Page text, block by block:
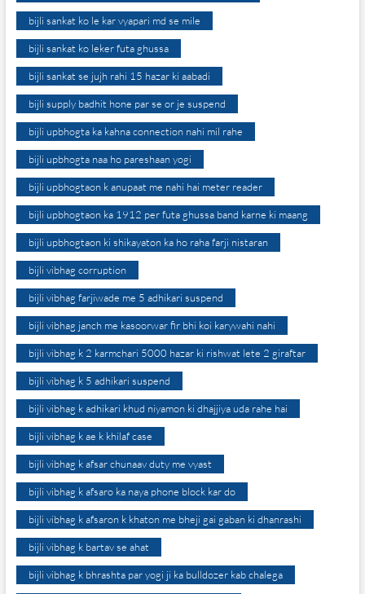
bijli sankat ko le kar vyapari md se mile
bijli sankat ko leker futa ghussa
bijli sankat se jujh rahi 15 hazar ki aabadi
bijli supply badhit hone par se or je suspend
bijli upbhogta ka kahna connection nahi mil rahe
bijli upbhogta naa ho pareshaan yogi
bijli upbhogtaon k anupaat me nahi hai meter reader
bijli upbhogtaon ka 1912 per futa ghussa band karne ki maang
bijli upbhogtaon ki shikayaton ka ho raha farji nistaran
bijli vibhag corruption
bijli vibhag farjiwade me 5 adhikari suspend
bijli vibhag janch me kasoorwar fir bhi koi karywahi nahi
bijli vibhag k 2 karmchari 5000 hazar ki rishwat lete 2 giraftar
bijli vibhag k 5 adhikari suspend
bijli vibhag k adhikari khud niyamon ki dhajjiya uda rahe hai
bijli vibhag k ae k khilaf case
bijli vibhag k afsar chunaav duty me vyast
bijli vibhag k afsaro ka naya phone block kar do
bijli vibhag k afsaron k khaton me bheji gai gaban ki dhanrashi
bijli vibhag k bartav se ahat
bijli vibhag k bhrashta par yogi ji ka bulldozer kab chalega